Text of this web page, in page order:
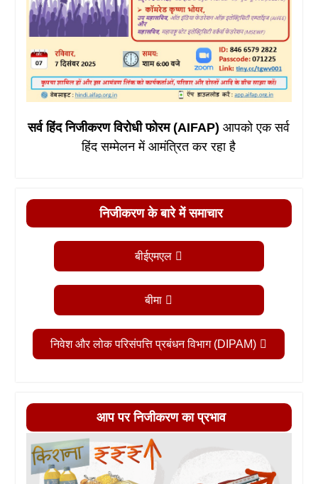
सर्व हिंद निजीकरण विरोधी फोरम (AIFAP)आपको एक सर्व
हिंद सम्मेलन में आमंत्रित कर रहा है
निजीकरण के बारे में समाचार
बीईएमएल
बीमा
निवेश और लोक परिसंपत्ति प्रबंधन विभाग (DIPAM)
आप पर निजीकरण का प्रभाव